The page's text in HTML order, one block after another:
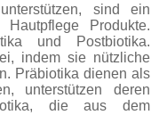
sind ein
Produkte.
und Postbiotika.
indem sie nützliche
Präbiotika dienen als
unterstützen deren
die aus dem